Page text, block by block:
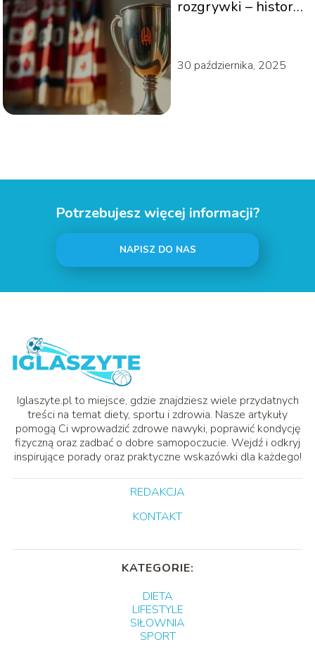
rozgrywki – historia
30 października, 2025
Potrzebujesz więcej informacji?
NAPISZ DO NAS
Iglaszyte.pl to miejsce, gdzie znajdziesz wiele przydatnych
treści na temat diety, sportu i zdrowia. Nasze artykuły
pomogą Ci wprowadzić zdrowe nawyki, poprawić kondycję
fizyczną oraz zadbać o dobre samopoczucie. Wejdź i odkryj
inspirujące porady oraz praktyczne wskazówki dla każdego!
REDAKCJA
KONTAKT
KATEGORIE:
DIETA
LIFESTYLE
SIŁOWNIA
SPORT